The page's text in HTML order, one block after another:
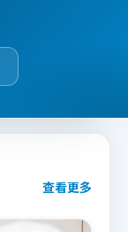
查看更多